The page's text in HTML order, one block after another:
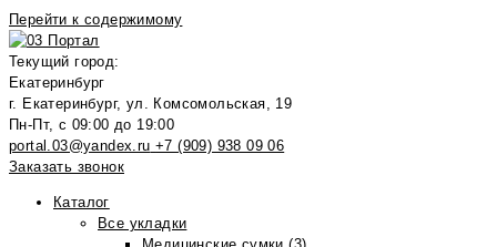
Перейти к содержимому
Текущий город:
Екатеринбург
г. Екатеринбург, ул. Комсомольская, 19
Пн-Пт, с 09:00 до 19:00
portal.03@yandex.ru +7 (909) 938 09 06
Заказать звонок
Каталог
Все укладки